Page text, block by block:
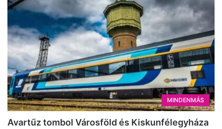
MINDENMÁS
Avartűz tombol Városföld és Kiskunfélegyháza